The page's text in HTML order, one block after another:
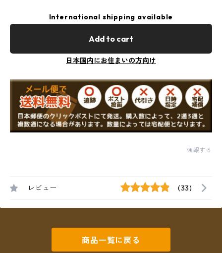
International shipping available
Add to cart
日本国内にお住まいの方向け
通報する
レビュー (33)
商品一覧に戻る